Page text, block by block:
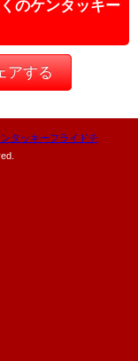
のケンタッキー
アする
タッキーフライドチ